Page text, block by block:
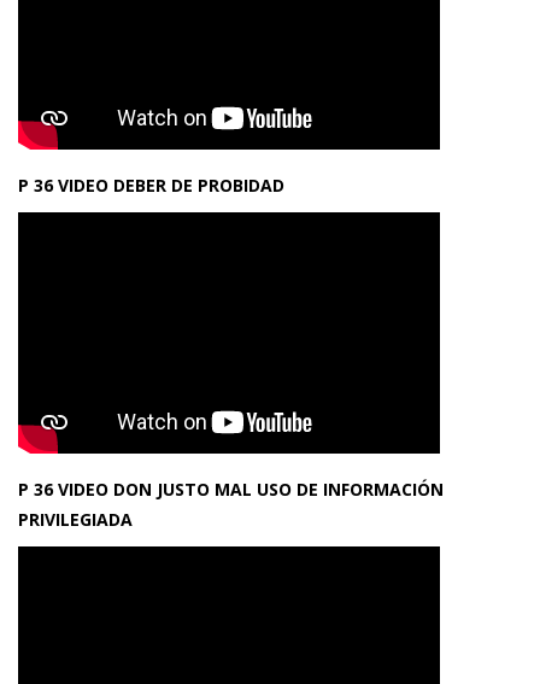
P 36 VIDEO DEBER DE PROBIDAD
P 36 VIDEO DON JUSTO MAL USO DE INFORMACIÓN
PRIVILEGIADA